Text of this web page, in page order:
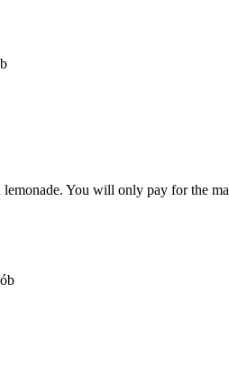
You will only pay for the